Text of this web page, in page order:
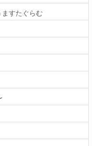
すたぐらむ